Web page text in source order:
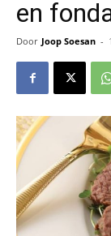
en
Door Joop Soesan -